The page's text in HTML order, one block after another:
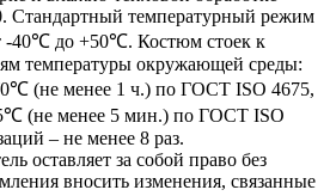
Стандартный температурный режим
-40℃ до +50℃. Костюм стоек к
температуры окружающей среды:
(не менее 1 ч.) по ГОСТ ISO 4675,
(не менее 5 мин.) по ГОСТ ISO
– не менее 8 раз.
оставляет за собой право без
вносить изменения, связанные